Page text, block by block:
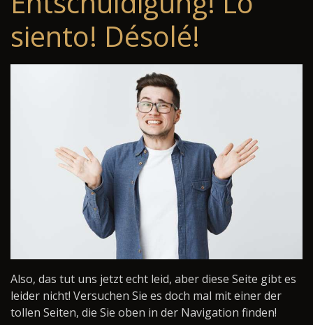
siento! Désolé!
Also, das tut uns jetzt echt leid, aber diese Seite gibt es
leider nicht! Versuchen Sie es doch mal mit einer der
tollen Seiten, die Sie oben in der Navigation finden!